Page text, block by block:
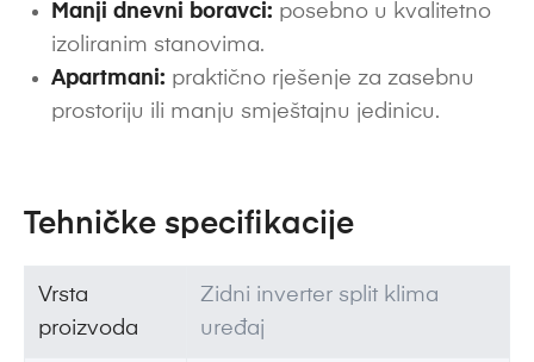
Manji dnevni boravci: posebno u kvalitetno
izoliranim stanovima.
Apartmani: praktično rješenje za zasebnu
prostoriju ili manju smještajnu jedinicu.
Tehničke specifikacije
Vrsta
proizvoda
Zidni inverter split klima
uređaj